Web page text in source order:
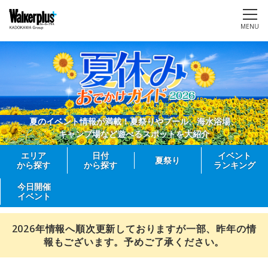
MENU
夏のイベント情報が満載！夏祭りやプール、海水浴場、
キャンプ場など遊べるスポットを大紹介
エリア
から探す
日付
から探す
夏祭り
イベント
ランキング
今日開催
イベント
2026年情報へ順次更新しておりますが一部、昨年の情
報もございます。予めご了承ください。